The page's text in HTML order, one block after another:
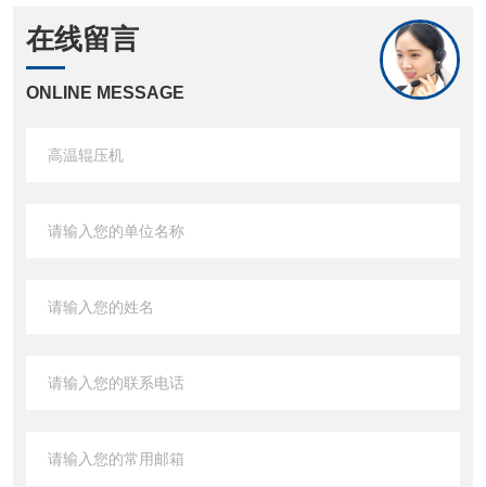
在线留言
ONLINE MESSAGE